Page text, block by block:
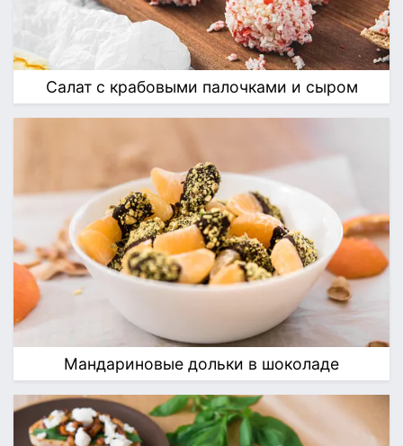
Салат с крабовыми палочками и сыром
Мандариновые дольки в шоколаде